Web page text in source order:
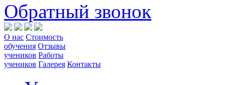
Обратный звонок
О нас Стоимость
обучения Отзывы
учеников Работы
учеников Галерея Контакты